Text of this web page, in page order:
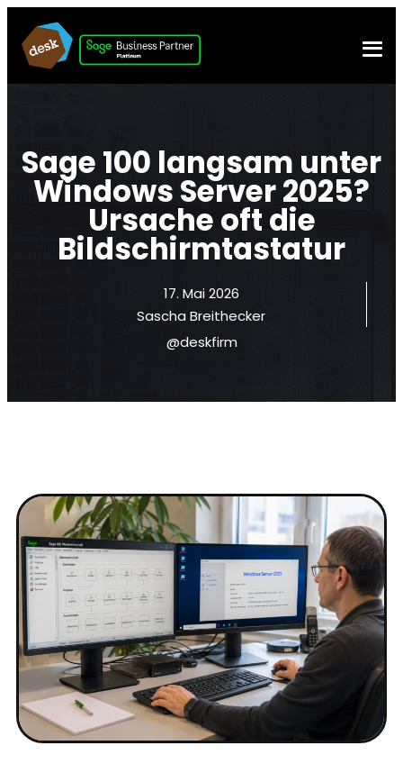
Sage 100 langsam unter
Windows Server 2025?
Ursache oft die
Bildschirmtastatur
17. Mai 2026
Sascha Breithecker
@deskfirm